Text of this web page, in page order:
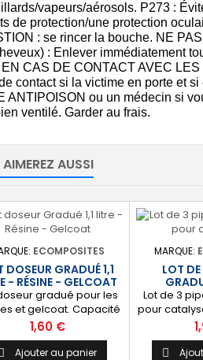
vapeurs/aérosols. P273 :
de protection/une protection
: se rincer la bouche. NE
: Enlever immédiatement
CAS DE CONTACT AVEC
contact si la victime en porte et
ANTIPOISON ou un médecin si
ventilé. Garder au frais.
AUSSI
ECOMPOSITES
DOSEUR GRADUÉ 1,1
- RÉSINE - GELCOAT
gradué pour les
et gelcoat. Capacité
Idéal pour préparer la
nécessaire de
résine ou gelcoat.
Prix
1,60 €
 Ajouter au panier
MARQUE:
LOT
Lot de 3
pour
2ml
